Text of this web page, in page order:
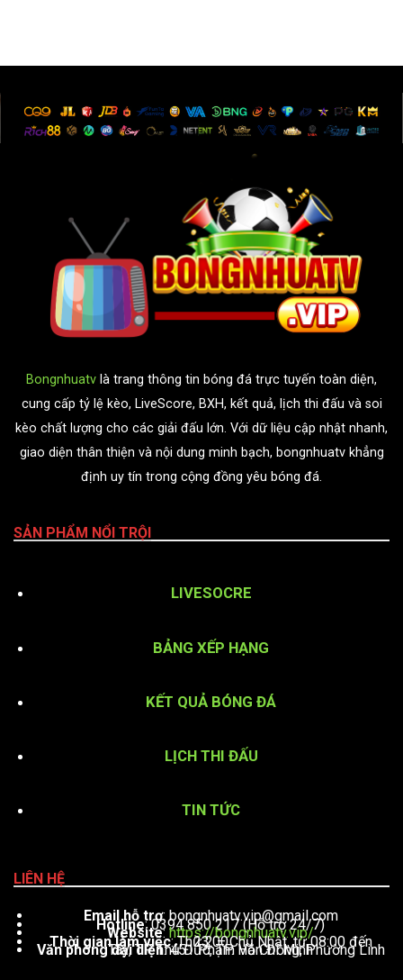
Bongnhuatv là trang thông tin bóng đá trực tuyến toàn diện,
cung cấp tỷ lệ kèo, LiveScore, BXH, kết quả, lịch thi đấu và soi
kèo chất lượng cho các giải đấu lớn. Với dữ liệu cập nhật nhanh,
giao diện thân thiện và nội dung minh bạch, bongnhuatv khẳng
định uy tín trong cộng đồng yêu bóng đá.
SẢN PHẨM NỔI TRỘI
LIVESOCRE
BẢNG XẾP HẠNG
KẾT QUẢ BÓNG ĐÁ
LỊCH THI ĐẤU
TIN TỨC
LIÊN HỆ
Email hỗ trợ:bongnhuatv.vip@gmail.com
Hotline: 0394 850 217 (Hỗ trợ 24/7)
Website:https://bongnhuatv.vip/
Thời gian làm việc : Thứ 2 – Chủ Nhật, từ 08:00 đến 23:00
Văn phòng đại diện: 451 Phạm Văn Đồng, Phường Linh Tây, TP. Thủ Đức, TP. Hồ Chí Minh